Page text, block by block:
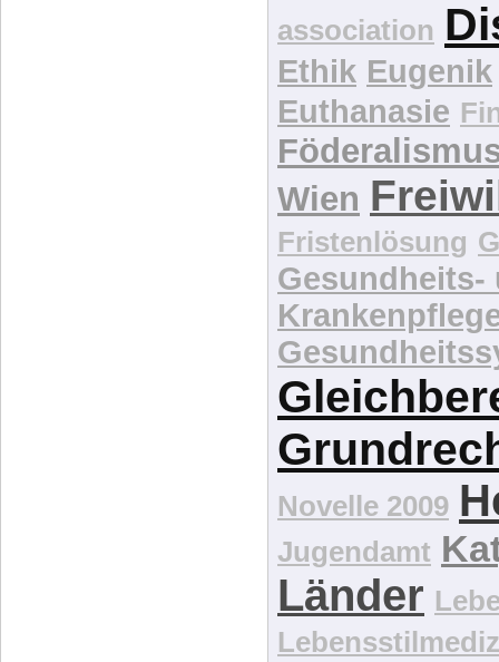
Demographie
association
Ethik Eugenik
Euthanasie
Wien
Fristenlösung
Gesundheits-
Novelle 2009
Jugendamt
Länder